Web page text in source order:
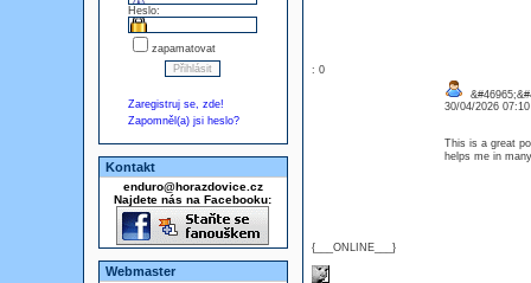
Heslo:
zapamatovat
Zaregistruj se, zde!
Zapomněl(a) jsi heslo?
Kontakt
enduro@horazdovice.cz
Najdete nás na Facebooku:
Webmaster
: 0
{___ONLINE___}
30/04/2026
This is a great
helps me in